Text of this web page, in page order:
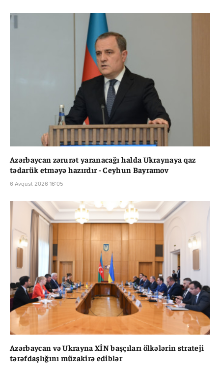
Azərbaycan zərurət yaranacağı halda Ukraynaya qaz
tədarük etməyə hazırdır - Ceyhun Bayramov
6 Avqust 2026 16:05
Azərbaycan və Ukrayna XİN başçıları ölkələrin strateji
tərəfdaşlığını müzakirə ediblər